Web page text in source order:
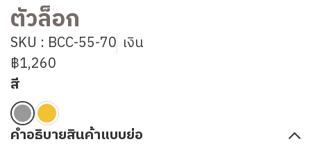
ตัวล็อก
SKU : BCC-55-70 เงิน
฿1,260
สี
คำอธิบายสินค้าแบบย่อ